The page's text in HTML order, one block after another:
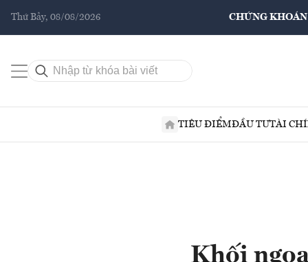
Thứ Bảy, 08/08/2026 CHỨNG KHOÁN
TIÊU ĐIỂMĐẦU TƯTÀI
Khối